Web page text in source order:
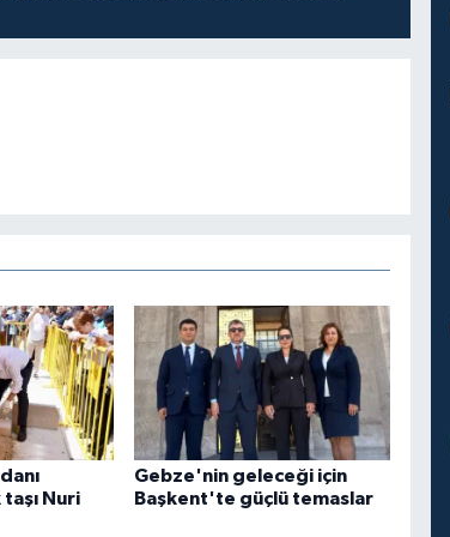
Nuri
Gebze'nin geleceği için
Başkent'te güçlü temaslar